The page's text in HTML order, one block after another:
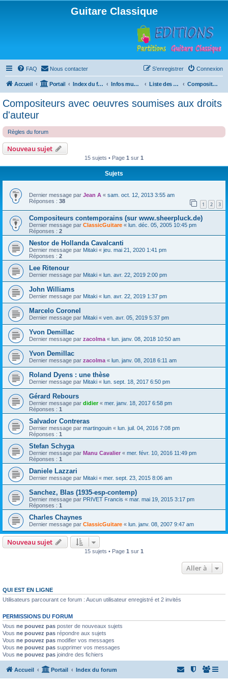
Guitare Classique
FAQ Nous contacter Connexion
S’enregistrer
Accueil Portail Index du forum Infos musicales Liste des compositeurs de musique pour guitare Compositeurs avec oeuvres soumises aux droits d'auteur
Compositeurs avec oeuvres soumises aux droits
d'auteur
Règles du forum
Nouveau sujet
15 sujets • Page 1 sur 1
Sujets
Dernier message par Jean A « sam. oct. 12, 2013 3:55 am
Réponses : 38 1 2 3
Compositeurs contemporains (sur www.sheerpluck.de)
Dernier message par ClassicGuitare « lun. déc. 05, 2005 10:45 pm
Réponses : 2
Nestor de Hollanda Cavalcanti
Dernier message par Mitaki « jeu. mai 21, 2020 1:41 pm
Réponses : 2
Lee Ritenour
Dernier message par Mitaki « lun. avr. 22, 2019 2:00 pm
John Williams
Dernier message par Mitaki « lun. avr. 22, 2019 1:37 pm
Marcelo Coronel
Dernier message par Mitaki « ven. avr. 05, 2019 5:37 pm
Yvon Demillac
Dernier message par zacolma « lun. janv. 08, 2018 10:50 am
Yvon Demillac
Dernier message par zacolma « lun. janv. 08, 2018 6:11 am
Roland Dyens : une thèse
Dernier message par Mitaki « lun. sept. 18, 2017 6:50 pm
Gérard Rebours
Dernier message par didier« mer. janv. 18, 2017 6:58 pm
Réponses : 1
Salvador Contreras
Dernier message par martingouin « lun. juil. 04, 2016 7:08 pm
Réponses : 1
Stefan Schyga
Dernier message par Manu Cavalier « mer. févr. 10, 2016 11:49 pm
Réponses : 1
Daniele Lazzari
Dernier message par Mitaki « mer. sept. 23, 2015 8:06 am
Sanchez, Blas (1935-esp-contemp)
Dernier message par PRIVET Francis « mar. mai 19, 2015 3:17 pm
Réponses : 1
Charles Chaynes
Dernier message par ClassicGuitare « lun. janv. 08, 2007 9:47 am
Nouveau sujet
15 sujets • Page 1 sur 1
Aller à
QUI EST EN LIGNE
Utilisateurs parcourant ce forum : Aucun utilisateur enregistré et 2 invités
PERMISSIONS DU FORUM
Vous ne pouvez pas poster de nouveaux sujets
Vous ne pouvez pas répondre aux sujets
Vous ne pouvez pas modifier vos messages
Vous ne pouvez pas supprimer vos messages
Vous ne pouvez pas joindre des fichiers
Accueil Portail Index du forum